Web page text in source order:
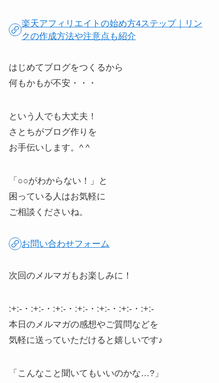
楽天アフィリエイトの始め方4ステップ｜リン
クの作成方法や注意点も紹介
はじめてブログをつくるから
何もかもが不安・・・
という人でも大丈夫！
さとちがブログ作りを
お手伝いします。^ ^
「○○がわからない！」と
困っている人はお気軽に
ご相談くださいね。
お問い合わせフォーム
次回のメルマガもお楽しみに！
:+:-・:+:-・:+:-・:+:-・:+:-・:+:-・:+:-
本日のメルマガの感想やご質問などを
気軽に送っていただけると嬉しいです♪
「こんなこと聞いてもいいのかな…?」